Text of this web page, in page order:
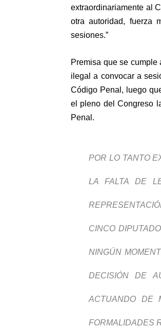
extraordinariamente al
otra autoridad, fuerza
sesiones.”
Premisa que se
ilegal a convocar a
Código Penal, luego
el pleno del Congreso
Penal.
POR LO TANTO
LA FALTA DE
CINCO
NINGÚN
DECISIÓN DE
ACTUANDO DE
FORMALIDADES